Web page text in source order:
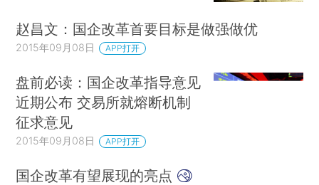
赵昌文：国企改革首要目标是做强做优
2015年09月08日 APP打开
盘前必读：国企改革指导意见
近期公布 交易所就熔断机制
征求意见
2015年09月08日 APP打开
国企改革有望展现的亮点